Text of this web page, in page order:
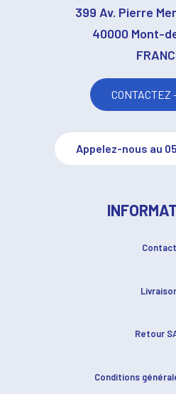
399 Av. Pierre
40000 Mont-
CONTACTEZ
Appelez-nous au
Contact
Retour
Conditions